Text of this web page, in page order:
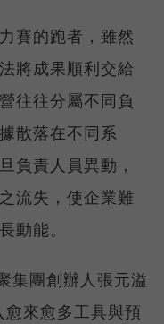
賽的跑者，雖然
將成果順利交給
往往分屬不同負
散落在不同系
負責人員異動，
流失，使企業難
動能。
集團創辦人張元溢
愈來愈多工具與預